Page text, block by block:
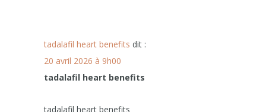
tadalafil heart benefits dit :
20 avril 2026 à 9h00
tadalafil heart benefits
tadalafil heart benefits